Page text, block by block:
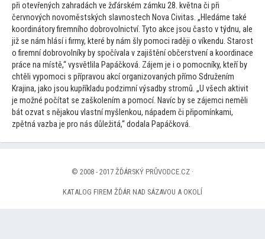
při otevřených zahradách ve žďárském zámku 28. května či při
červnových novoměstských slavnostech Nova Civitas. „Hledáme také
koordinátory firemního dobrovolnictví. Tyto akce jsou často v týdnu, ale
již se nám hlásí i firmy, které by nám šly pomoci raději o víkendu. Starost
o firemní dobrovolníky by spočívala v zajištění občerstvení a koordinace
práce na místě,“ vysvětlila Papáčková. Zájem je i o pomocníky, kteří by
chtěli vypomoci s přípravou akcí organizovaných přímo Sdružením
Krajina, jako jsou kupříkladu podzimní výsadby stromů. „U všech aktivit
je možné počítat se zaškolením a pomocí. Navíc by se zájemci neměli
bát ozvat s nějakou vlastní myšlenkou, nápadem či připomínkami,
zpětná vazba je pro nás důležitá,“ dodala Papáčková.
© 2008 - 2017 ŽĎÁRSKÝ PRŮVODCE.CZ ·
KATALOG FIREM ŽĎÁR NAD SÁZAVOU A OKOLÍ